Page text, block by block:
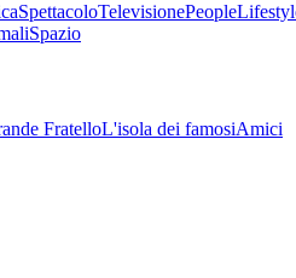
SpettacoloTelevisionePeople
Spazio
FratelloL'isola dei famosiAmici